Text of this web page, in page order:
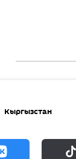
Кыргызстан